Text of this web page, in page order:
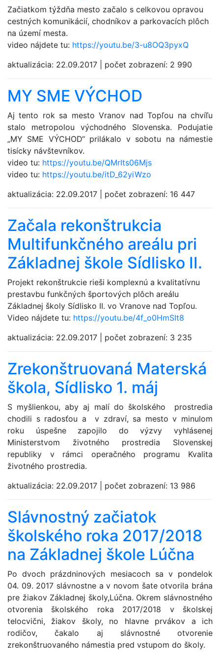
Začiatkom týždňa mesto začalo s celkovou opravou
cestných komunikácií, chodníkov a parkovacích plôch
na území mesta.
video nájdete tu: https://youtu.be/3-u8OQ3pyxQ
aktualizácia: 22.09.2017 počet zobrazení: 2 990
MY SME VÝCHOD
Aj tento rok sa mesto Vranov nad Topľou na chvíľu
stalo metropolou východného Slovenska. Po­dujatie
„MY SME VÝCHOD“ prilákalo v sobotu na námestie
tisícky návštevníkov.
video tu: https://youtu.be/QMrIts06Mjs
video tu: https://youtu.be/itD_62yiWzo
aktualizácia: 22.09.2017 počet zobrazení: 16 447
Začala rekonštrukcia
Multifunkčného areálu pri
Základnej škole Sídlisko II.
Projekt rekonštrukcie rieši komplexnú a kvalitatívnu
prestavbu funkčných športových plôch areálu
Základnej školy Sídlisko II. vo Vranove nad Topľou.
Video nájdete tu: https://youtu.be/4f_o0HmSIt8
aktualizácia: 22.09.2017 počet zobrazení: 3 235
Zrekonštruovaná Materská
škola, Sídlisko 1. máj
S myšlienkou, aby aj malí do školského prostredia
chodili s radosťou a v zdraví, sa mesto v minulom
roku úspešne zapojilo do výzvy vyhlásenej
Ministerstvom životného prostredia Slovenskej
republiky v rámci operačného programu Kvalita
životného prostredia.
aktualizácia: 22.09.2017 počet zobrazení: 13 986
Slávnostný začiatok
školského roka 2017/2018
na Základnej škole Lúčna
Po dvoch prázdninových mesiacoch sa v pondelok
04. 09. 2017 slávnostne a v novom šate otvorila brána
pre žiakov Základnej školy,Lúčna. Okrem slávnostného
otvorenia školského roka 2017/2018 v školskej
telocvični, žiakov školy, no hlavne prvákov a ich
rodičov, čakalo aj slávnostné otvorenie
zrekonštruovaného námestia pred vstupom do školy.